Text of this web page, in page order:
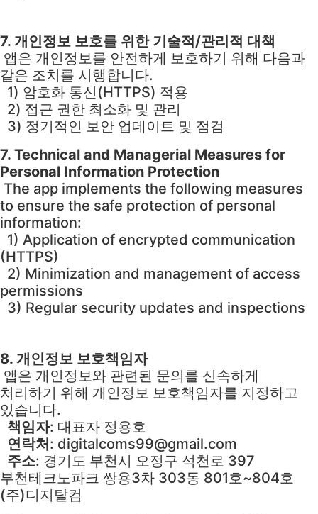
7. 개인정보 보호를 위한 기술적/관리적 대책
앱은 개인정보를 안전하게 보호하기 위해 다음과
같은 조치를 시행합니다.
1) 암호화 통신(HTTPS) 적용
2) 접근 권한 최소화 및 관리
3) 정기적인 보안 업데이트 및 점검
7. Technical and Managerial Measures for
Personal Information Protection
The app implements the following measures
to ensure the safe protection of personal
information:
1) Application of encrypted communication
(HTTPS)
2) Minimization and management of access
permissions
3) Regular security updates and inspections
8. 개인정보 보호책임자
앱은 개인정보와 관련된 문의를 신속하게
처리하기 위해 개인정보 보호책임자를 지정하고
있습니다.
책임자: 대표자 정용호
연락처: digitalcoms99@gmail.com
주소: 경기도 부천시 오정구 석천로 397
부천테크노파크 쌍용3차 303동 801호~804호
(주)디지탈컴